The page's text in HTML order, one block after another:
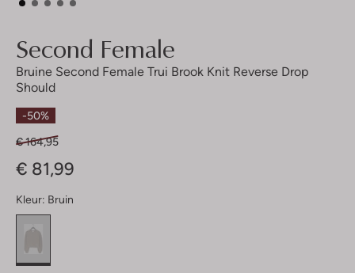
Second Female
Bruine Second Female Trui Brook Knit Reverse Drop
Should
-50%
€ 164,95
€ 81,99
Kleur: Bruin